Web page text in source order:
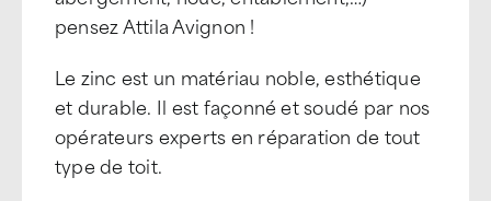
pensez Attila Avignon !
Le zinc est un matériau noble, esthétique
et durable. Il est façonné et soudé par nos
opérateurs experts en réparation de tout
type de toit.